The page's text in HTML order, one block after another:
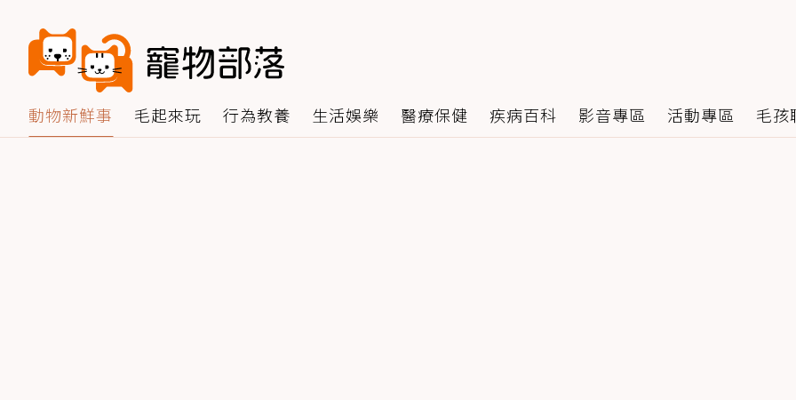
動物新鮮事 毛起來玩 行為教養 生活娛樂 醫療保健 疾病百科 影音專區 活動專區 毛孩